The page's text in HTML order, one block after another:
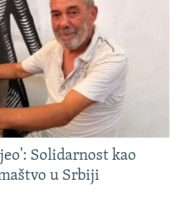
Solidarnost kao
u Srbiji